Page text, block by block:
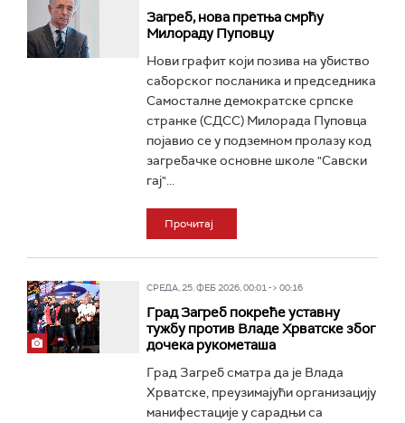
Загреб, нова претња смрћу
Милораду Пуповцу
Нови графит који позива на убиство
саборског посланика и председника
Самосталне демократске српске
странке (СДСС) Милорада Пуповца
појавио се у подземном пролазу код
загребачке основне школе "Савски
гај"...
Прочитај
СРЕДА, 25. ФЕБ 2026, 00:01 -> 00:16
Град Загреб покреће уставну
тужбу против Владе Хрватске због
дочека рукометаша
Град Загреб сматра да је Влада
Хрватске, преузимајући организацију
манифестације у сарадњи са